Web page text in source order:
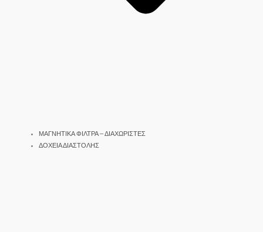
ΜΑΓΝΗΤΙΚΑ ΦΙΛΤΡΑ – ΔΙΑΧΩΡΙΣΤΕΣ
ΔΟΧΕΙΑ ΔΙΑΣΤΟΛΗΣ